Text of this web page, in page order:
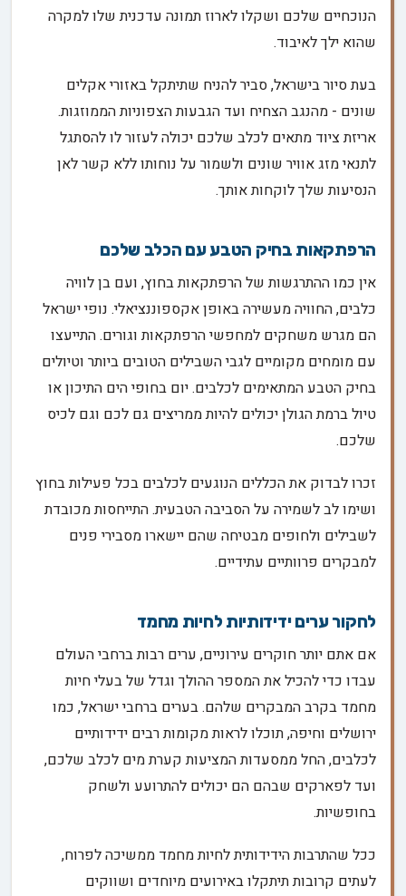
הנוכחיים שלכם ושקלו לארוז תמונה עדכנית שלו למקרה
שהוא ילך לאיבוד.
בעת סיור בישראל, סביר להניח שתיתקל באזורי אקלים
שונים - מהנגב הצחיח ועד הגבעות הצפוניות הממוזגות.
אריזת ציוד מתאים לכלב שלכם יכולה לעזור לו להסתגל
לתנאי מזג אוויר שונים ולשמור על נוחותו ללא קשר לאן
הנסיעות שלך לוקחות אותך.
הרפתקאות בחיק הטבע עם הכלב שלכם
אין כמו ההתרגשות של הרפתקאות בחוץ, ועם בן לוויה
כלבים, החוויה מעשירה באופן אקספוננציאלי. נופי ישראל
הם מגרש משחקים למחפשי הרפתקאות וגורים. התייעצו
עם מומחים מקומיים לגבי השבילים הטובים ביותר וטיולים
בחיק הטבע המתאימים לכלבים. יום בחופי הים התיכון או
טיול ברמת הגולן יכולים להיות ממריצים גם לכם וגם לכיס
שלכם.
זכרו לבדוק את הכללים הנוגעים לכלבים בכל פעילות בחוץ
ושימו לב לשמירה על הסביבה הטבעית. התייחסות מכובדת
לשבילים ולחופים מבטיחה שהם יישארו מסבירי פנים
למבקרים פרוותיים עתידיים.
לחקור ערים ידידותיות לחיות מחמד
אם אתם יותר חוקרים עירוניים, ערים רבות ברחבי העולם
עבדו כדי להכיל את המספר ההולך וגדל של בעלי חיות
מחמד בקרב המבקרים שלהם. בערים ברחבי ישראל, כמו
ירושלים וחיפה, תוכלו לראות מקומות רבים ידידותיים
לכלבים, החל ממסעדות המציעות קערת מים לכלב שלכם,
ועד לפארקים שבהם הם יכולים להתרועע ולשחק
בחופשיות.
ככל שהתרבות הידידותית לחיות מחמד ממשיכה לפרוח,
לעתים קרובות תיתקלו באירועים מיוחדים ושווקים